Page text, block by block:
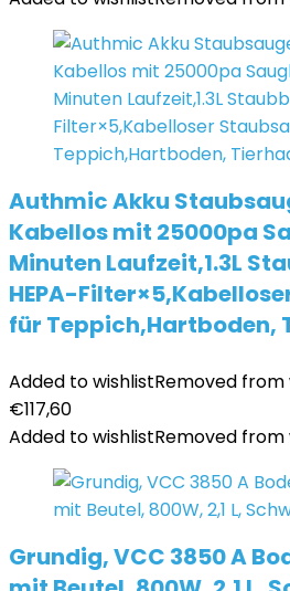
Authmic Akku
Kabellos mit 25000pa
Minuten Laufzeit,1.3L
HEPA-
für Teppich,Hartboden,
Added to wishlistRemoved from
€117,60
Added to wishlistRemoved from
Grundig, VCC 3850 A